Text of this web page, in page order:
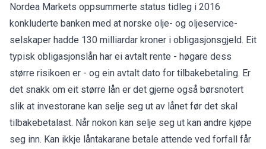
Nordea Markets oppsummerte status tidleg i 2016
konkluderte banken med at norske olje- og oljeservice-
selskaper hadde 130 milliardar kroner i obligasjonsgjeld. Eit
typisk obligasjonslån har ei avtalt rente - høgare dess
større risikoen er - og ein avtalt dato for tilbakebetaling. Er
det snakk om eit større lån er det gjerne også børsnotert
slik at investorane kan selje seg ut av lånet før det skal
tilbakebetalast. Når nokon kan selje seg ut kan andre kjøpe
seg inn. Kan ikkje låntakarane betale attende ved forfall får